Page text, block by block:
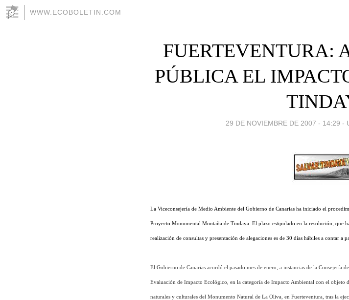
WWW.ECOBOLETIN.COM
FUERTEVENTURA:
PÚBLICA EL
29 DE NOVIEMBRE DE 2007 - 14:29 -
La Viceconsejería de Medio Ambiente del Gobierno de Canarias ha iniciado el
Proyecto Monumental Montaña de Tindaya. El plazo estipulado en la resolución, que
realización de consultas y presentación de alegaciones es de 30 días hábiles a contar a
El Gobierno de Canarias acordó el pasado mes de enero, a instancias de la
Evaluación de Impacto Ecológico, en la categoría de Impacto Ambiental con el objeto
naturales y culturales del Monumento Natural de La Oliva, en Fuerteventura, tras la